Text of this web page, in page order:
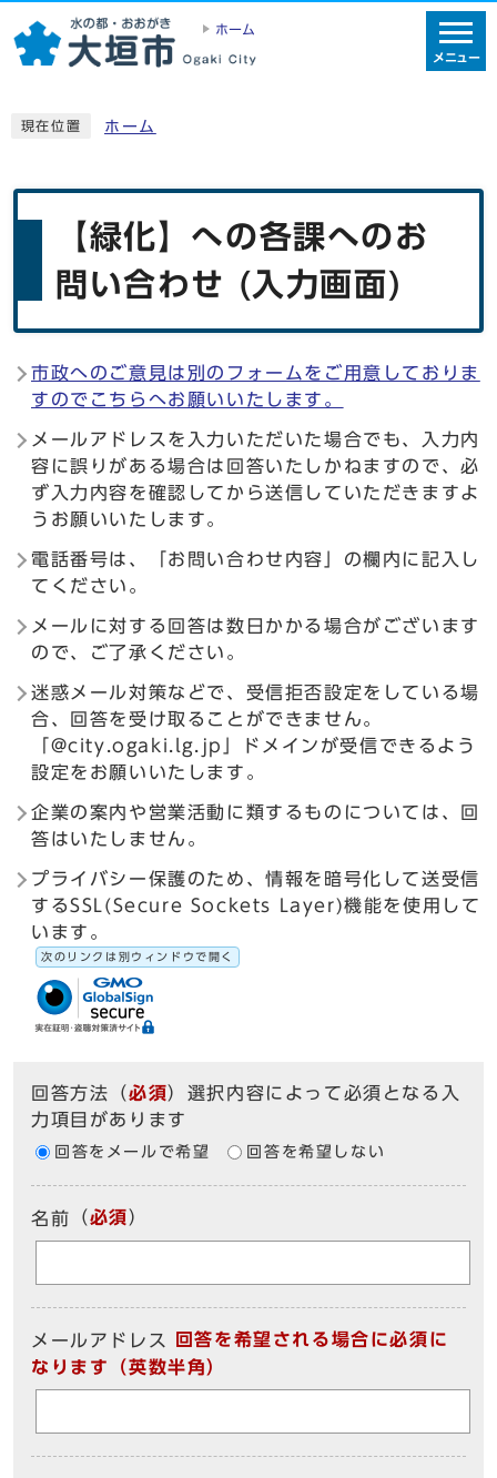
ホーム
メニュー
現在位置 ホーム
【緑化】への各課へのお
問い合わせ (入力画面)
市政へのご意見は別のフォームをご用意しておりま
すのでこちらへお願いいたします。
メールアドレスを入力いただいた場合でも、入力内
容に誤りがある場合は回答いたしかねますので、必
ず入力内容を確認してから送信していただきますよ
うお願いいたします。
電話番号は、「お問い合わせ内容」の欄内に記入し
てください。
メールに対する回答は数日かかる場合がございます
ので、ご了承ください。
迷惑メール対策などで、受信拒否設定をしている場
合、回答を受け取ることができません。
「@city.ogaki.lg.jp」ドメインが受信できるよう
設定をお願いいたします。
企業の案内や営業活動に類するものについては、回
答はいたしません。
プライバシー保護のため、情報を暗号化して送受信
するSSL(Secure Sockets Layer)機能を使用して
います。
次のリンクは別ウィンドウで開く
回答方法 （必須）選択内容によって必須となる入
力項目があります
回答をメールで希望 回答を希望しない
名前 （必須）
メールアドレス
回答を希望される場合に必須に
なります（英数半角）